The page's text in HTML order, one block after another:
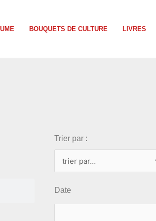
BOUQUETS DE CULTURE LIVRES
Trier par :
Date